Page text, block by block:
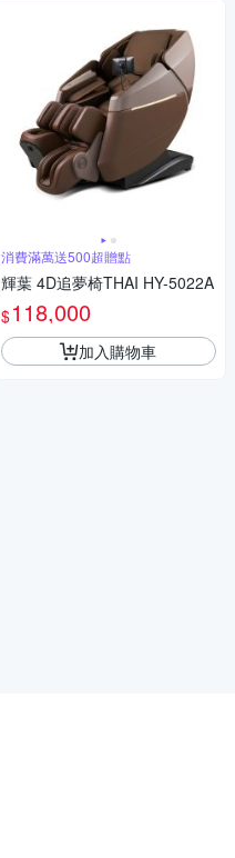
消費滿萬送500超贈點
輝葉 4D追夢椅THAI HY-5022A
$118,000
加入購物車